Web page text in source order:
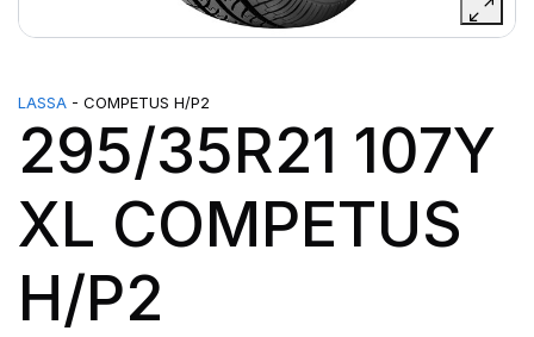
LASSA - COMPETUS H/P2
295/35R21 107Y
XL COMPETUS
H/P2